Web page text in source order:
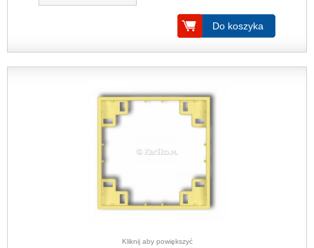
Do koszyka
Kliknij aby powiększyć